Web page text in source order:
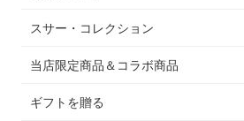
スサー・コレクション
当店限定商品＆コラボ商品
ギフトを贈る